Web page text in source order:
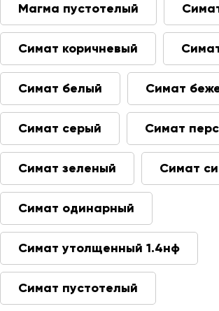
Магма пустотелый
Симат коричневый
Симат белый Симат
Симат серый Симат
Симат зеленый Симат
Симат одинарный
Симат утолщенный 1.4нф
Симат пустотелый